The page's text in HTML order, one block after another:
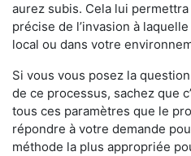
aurez subis. Cela lui
précise de l’invasion à
local ou dans votre
Si vous vous posez la
de ce processus, sachez que
tous ces paramètres que le
répondre à votre demande
méthode la plus appropriée